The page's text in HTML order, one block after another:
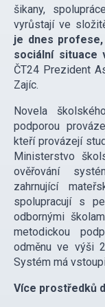
šikany,
vyrůstají ve
je dnes
sociální situace
ČT24 Prezident
Zajíc.
Novela
podporou
kteří provázejí
Ministerstvo
ověřování
zahrnující
spolupracují s
odbornými
metodickou
odměnu ve výši
Systém má
Více prostředků